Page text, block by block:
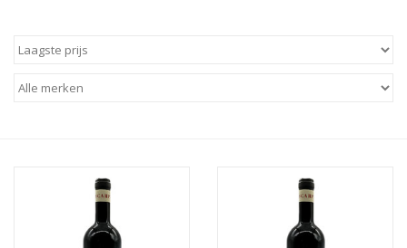
Wijnproeverij
Over Vinius